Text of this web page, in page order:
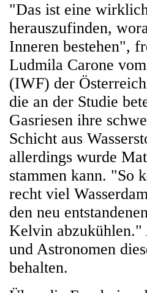
"Das ist eine
herauszufinden,
Inneren bestehen",
Ludmila Carone
(IWF) der
die an der Studie
Gasriesen ihre
Schicht aus
allerdings wurde
stammen kann. "So
recht viel
den neu
Kelvin abzukühlen."
und Astronomen
behalten.